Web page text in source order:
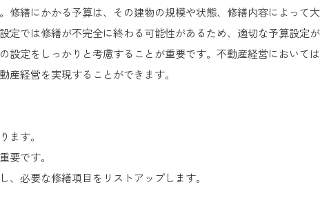
修繕にかかる予算は、その建物の規模や状態、修繕内容によって
では修繕が不完全に終わる可能性があるため、適切な予算設定が
設定をしっかりと考慮することが重要です。不動産経営において
経営を実現することができます。
ます。
要です。
必要な修繕項目をリストアップします。